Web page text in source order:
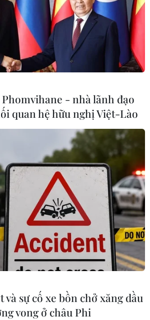
lí do Vsmart giành vị trí
thoại
lên vị trí thứ 3 thị phần smartphone
nhà bán lẻ điện thoại trong nước tỏ
- nhà lãnh đạo
quan hệ hữu nghị Việt-Lào
và sự cố xe bồn chở xăng dầu
vong ở châu Phi